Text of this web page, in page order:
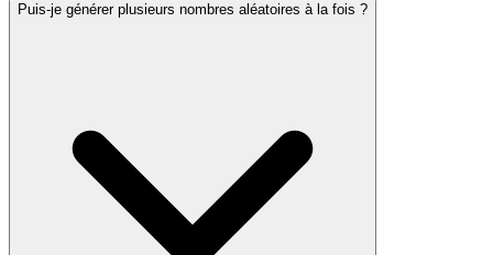
Puis-je générer plusieurs nombres aléatoires à la fois ?